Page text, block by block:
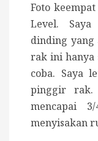
Foto
Level.
dinding yang
rak ini hanya
coba. Saya
pinggir rak.
mencapai
menyisakan